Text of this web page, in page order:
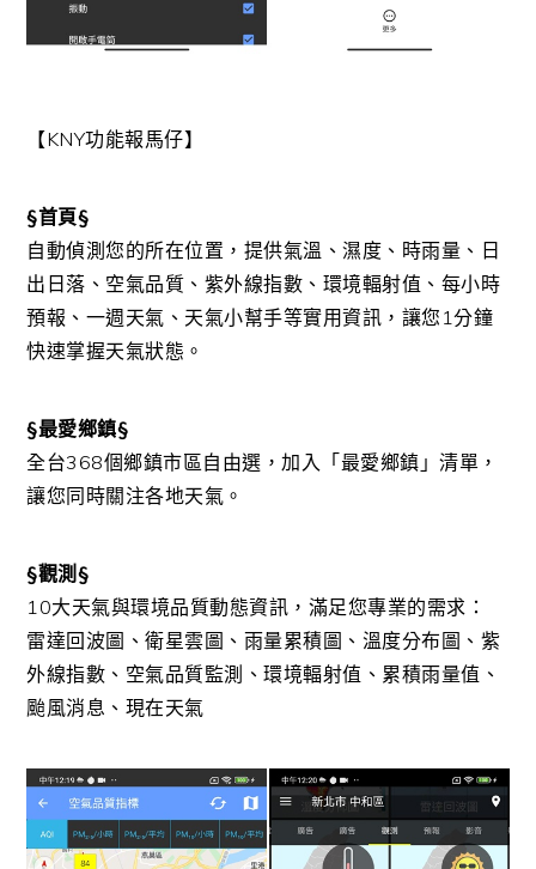
【KNY功能報馬仔】
§首頁§
自動偵測您的所在位置，提供氣溫、濕度、時雨量、日
出日落、空氣品質、紫外線指數、環境輻射值、每小時
預報、一週天氣、天氣小幫手等實用資訊，讓您1分鐘
快速掌握天氣狀態。
§最愛鄉鎮§
全台368個鄉鎮市區自由選，加入「最愛鄉鎮」清單，
讓您同時關注各地天氣。
§觀測§
10大天氣與環境品質動態資訊，滿足您專業的需求：
雷達回波圖、衛星雲圖、雨量累積圖、溫度分布圖、紫
外線指數、空氣品質監測、環境輻射值、累積雨量值、
颱風消息、現在天氣